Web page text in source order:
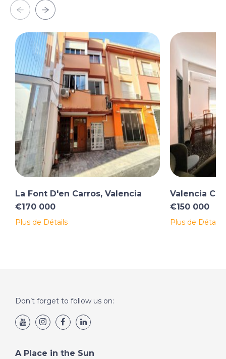
importantes Aucune commission d'agence de
l'acheteur notre service est GRATUIT pour les
de notaire et de registre Les meubles ne sont pas
inclus sauf indication précise Cette liste est informative
et non contraignante
La Font D'en Carros, Valencia
€170 000
Plus de Détails
Valencia
€150 000
Plus de Détails
Don’t forget to follow us on:
A Place in the Sun